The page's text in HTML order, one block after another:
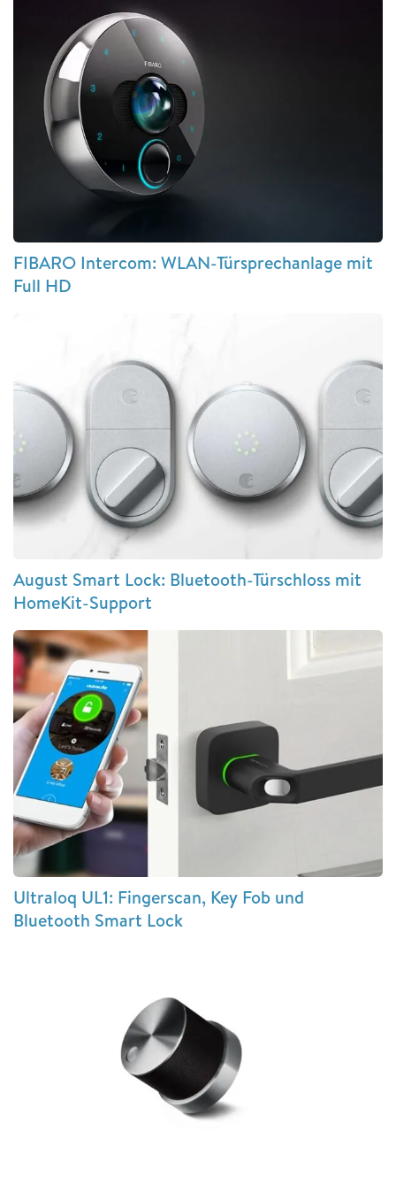
FIBARO Intercom: WLAN-Türsprechanlage mit
Full HD
August Smart Lock: Bluetooth-Türschloss mit
HomeKit-Support
Ultraloq UL1: Fingerscan, Key Fob und
Bluetooth Smart Lock